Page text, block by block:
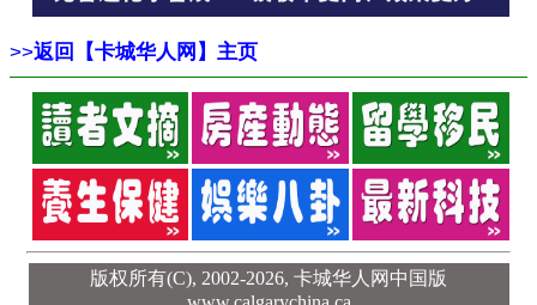
>>返回【卡城华人网】主页
版权所有(C), 2002-2026, 卡城华人网中国版